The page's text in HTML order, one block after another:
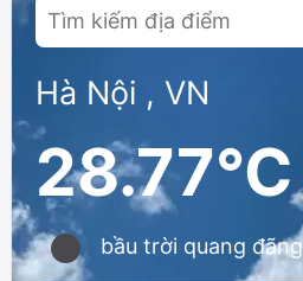
Hà Nội , VN
28.77°C
bầu trời quang đãng